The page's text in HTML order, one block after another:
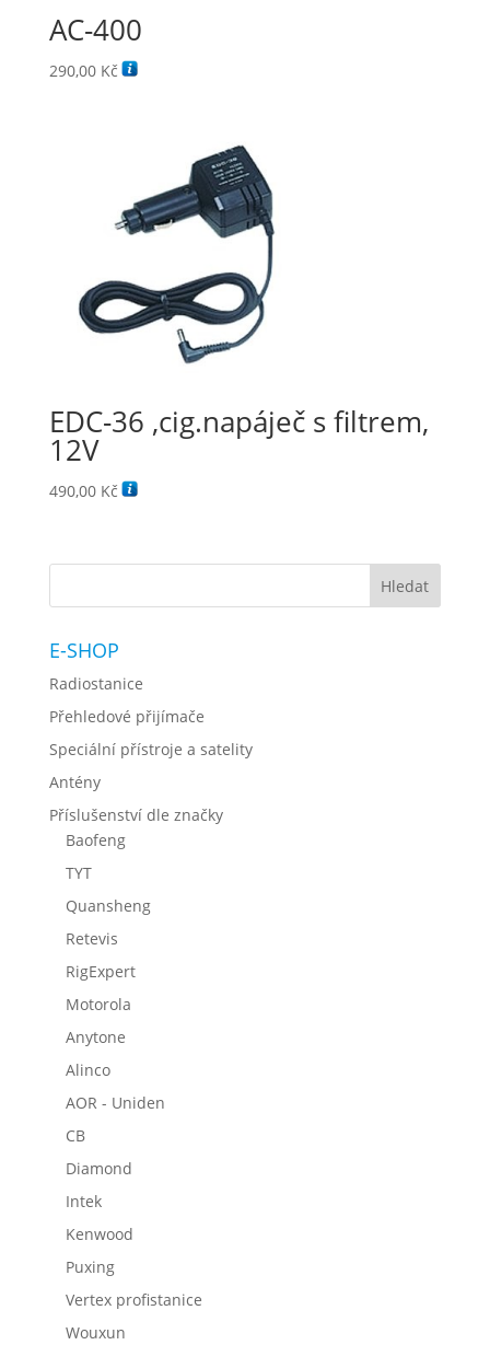
AC-400
290,00 Kč
EDC-36 ,cig.napáječ s filtrem,
12V
490,00 Kč
E-SHOP
Radiostanice
Přehledové přijímače
Speciální přístroje a satelity
Antény
Příslušenství dle značky
Baofeng
TYT
Quansheng
Retevis
RigExpert
Motorola
Anytone
Alinco
AOR - Uniden
CB
Diamond
Intek
Kenwood
Puxing
Vertex profistanice
Wouxun